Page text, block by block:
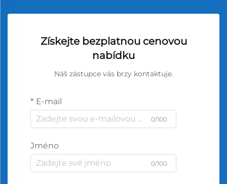
Získejte bezplatnou cenovou
nabídku
Náš zástupce vás brzy kontaktuje.
E-mail
0/100
Jméno
0/100